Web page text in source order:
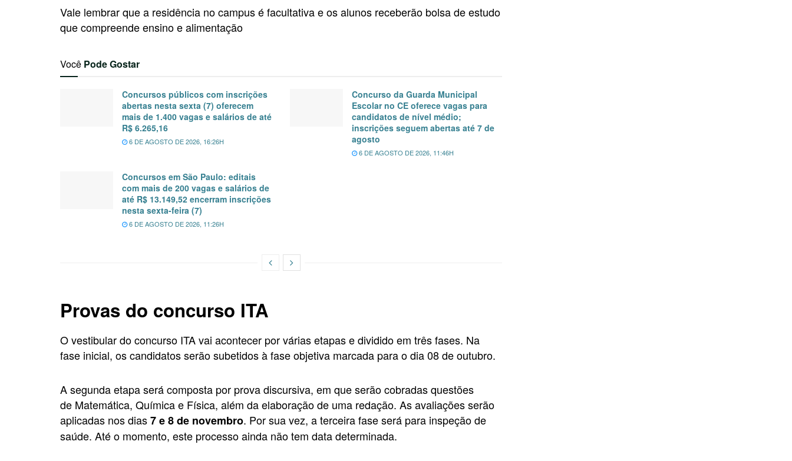
Vale lembrar que a residência no campus é facultativa e os alunos receberão bolsa de estudo
que compreende ensino e alimentação
Você Pode Gostar
Concursos públicos com inscrições
abertas nesta sexta (7) oferecem
mais de 1.400 vagas e salários de até
R$ 6.265,16
6 DE AGOSTO DE 2026, 16:26H
Concurso da Guarda Municipal
Escolar no CE oferece vagas para
candidatos de nível médio;
inscrições seguem abertas até 7 de
agosto
6 DE AGOSTO DE 2026, 11:46H
Concursos em São Paulo: editais
com mais de 200 vagas e salários de
até R$ 13.149,52 encerram inscrições
nesta sexta-feira (7)
6 DE AGOSTO DE 2026, 11:26H
Provas do concurso ITA
O vestibular do concurso ITA vai acontecer por várias etapas e dividido em três fases. Na
fase inicial, os candidatos serão subetidos à fase objetiva marcada para o dia 08 de outubro.
A segunda etapa será composta por prova discursiva, em que serão cobradas questões
de Matemática, Química e Física, além da elaboração de uma redação. As avaliações serão
aplicadas nos dias7 e 8 de novembro. Por sua vez, a terceira fase será para inspeção de
saúde. Até o momento, este processo ainda não tem data determinada.